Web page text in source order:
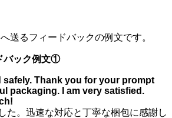
送るフィードバックの例文です。
バック例文①
Thank you for your prompt
packaging. I am very satisfied.
た。迅速な対応と丁寧な梱包に感謝し